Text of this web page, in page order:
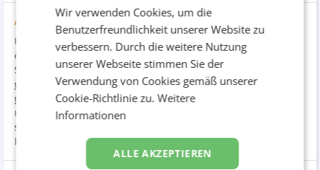
Aufgabenstellung
UNITED OPTICS ist ein Zusammenschluss führender
österreichischer und deutscher Fachoptiker, die als Fach- und
Stilexperten ihren Kunden die perfekte, individuelle Sehlösung
garantieren. Die 1993 gegründete Dachmarke steht für die
gelungene Symbiose von höchsten internationalen Standards
und regionaler persönlicher Betreuung. Eine neue,
sympathische Werbelinie lädt nun mit frischem Wind zu einem
Besuch beim UNITED OPTICS Partner ein.
Wir verwenden Cookies, um die
Benutzerfreundlichkeit unserer Website zu
verbessern. Durch die weitere Nutzung
unserer Webseite stimmen Sie der
Verwendung von Cookies gemäß unserer
Cookie-Richtlinie zu.Weitere
Informationen
ALLE AKZEPTIEREN